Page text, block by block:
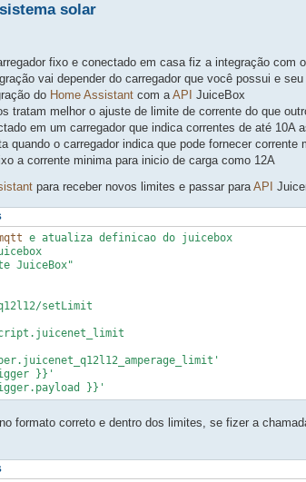
solar
fixo e conectado em casa fiz a integração com
vai depender do carregador que você possui e
do Home Assistant com a API JuiceBox
tratam melhor o ajuste de limite de corrente do que
em um carregador que indica correntes de até 10A
quando o carregador indica que pode fornecer corrente
a corrente minima para inicio de carga como 12A
para receber novos limites e passar paraAPI
e atualiza definicao do juicebox
JuiceBox"
setLimit
}}'
}}'
formato correto e dentro dos limites, se fizer a